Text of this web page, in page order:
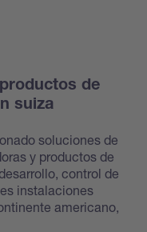
de
suiza
soluciones de
y productos de
control de
instalaciones
americano,